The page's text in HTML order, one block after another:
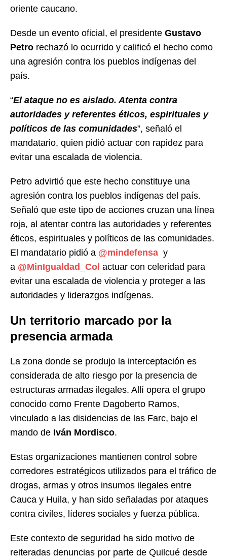
oriente caucano.
Desde un evento oficial, el presidente Gustavo
Petro rechazó lo ocurrido y calificó el hecho como
una agresión contra los pueblos indígenas del
país.
“El ataque no es aislado. Atenta contra
autoridades y referentes éticos, espirituales y
políticos de las comunidades”, señaló el
mandatario, quien pidió actuar con rapidez para
evitar una escalada de violencia.
Petro advirtió que este hecho constituye una
agresión contra los pueblos indígenas del país.
Señaló que este tipo de acciones cruzan una línea
roja, al atentar contra las autoridades y referentes
éticos, espirituales y políticos de las comunidades.
El mandatario pidió a @mindefensa y
a @MinIgualdad_Col actuar con celeridad para
evitar una escalada de violencia y proteger a las
autoridades y liderazgos indígenas.
Un territorio marcado por la
presencia armada
La zona donde se produjo la interceptación es
considerada de alto riesgo por la presencia de
estructuras armadas ilegales. Allí opera el grupo
conocido como Frente Dagoberto Ramos,
vinculado a las disidencias de las Farc, bajo el
mando de Iván Mordisco.
Estas organizaciones mantienen control sobre
corredores estratégicos utilizados para el tráfico de
drogas, armas y otros insumos ilegales entre
Cauca y Huila, y han sido señaladas por ataques
contra civiles, líderes sociales y fuerza pública.
Este contexto de seguridad ha sido motivo de
reiteradas denuncias por parte de Quilcué desde